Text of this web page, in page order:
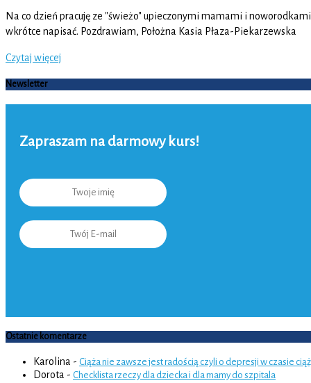
Na co dzień pracuję ze "świeżo" upieczonymi mamami i
wkrótce napisać. Pozdrawiam, Położna Kasia Płaza-Piekarzewska
Czytaj więcej
Newsletter
Zapraszam na darmowy kurs!
Ostatnie komentarze
Karolina - Ciąża nie zawsze jest radością czyli o depresji w czasie
Dorota - Checklista rzeczy dla dziecka i dla mamy do szpitala